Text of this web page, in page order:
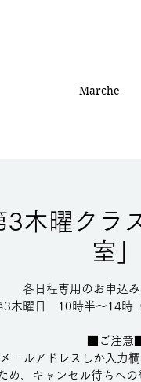
Marche
3木曜クラ
室」
各日程専用のお申込
3木曜日 10時半～14時
■ご注意■
ールアドレスしか入力
め、キャンセル待ちへ